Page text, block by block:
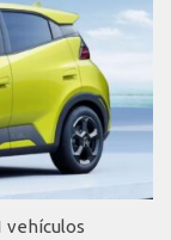
vehículos